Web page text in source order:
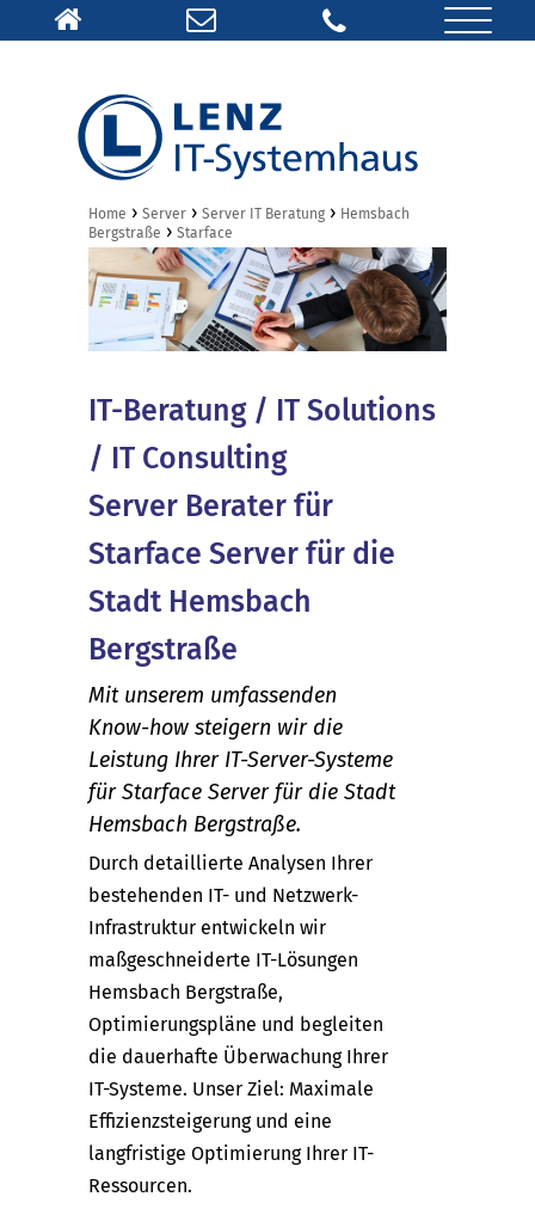
Home › Server › Server IT Beratung › Hemsbach
Bergstraße › Starface
IT-Beratung / IT Solutions
/ IT Consulting
Server Berater für
Starface Server für die
Stadt Hemsbach
Bergstraße
Mit unserem umfassenden
Know-how steigern wir die
Leistung Ihrer IT-Server-Systeme
für Starface Server für die Stadt
Hemsbach Bergstraße.
Durch detaillierte Analysen Ihrer
bestehenden IT- und Netzwerk-
Infrastruktur entwickeln wir
maßgeschneiderte IT-Lösungen
Hemsbach Bergstraße,
Optimierungspläne und begleiten
die dauerhafte Überwachung Ihrer
IT-Systeme. Unser Ziel: Maximale
Effizienzsteigerung und eine
langfristige Optimierung Ihrer IT-
Ressourcen.